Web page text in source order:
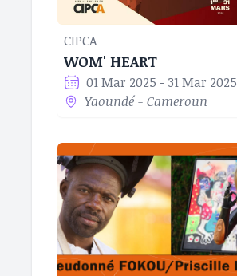
CIPCA
WOM' HEART
01 Mar 2025 - 31 Mar 2025
Yaoundé - Cameroun